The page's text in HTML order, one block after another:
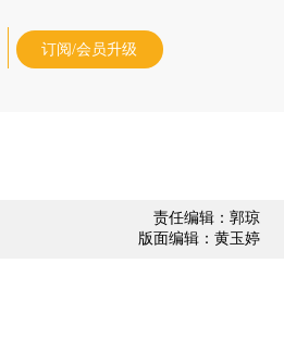
订阅/会员升级
责任编辑：郭琼
版面编辑：黄玉婷